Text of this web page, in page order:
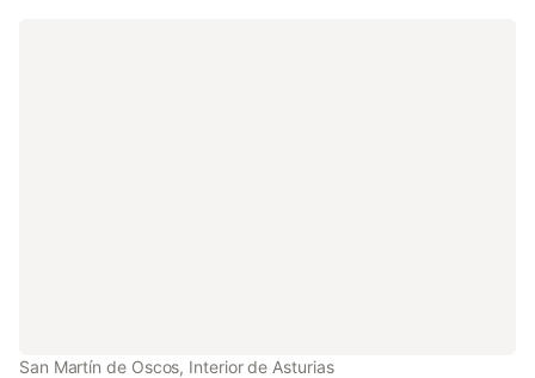
San Martín de Oscos, Interior de Asturias